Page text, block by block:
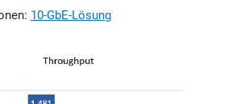
10-GbE-Lösung